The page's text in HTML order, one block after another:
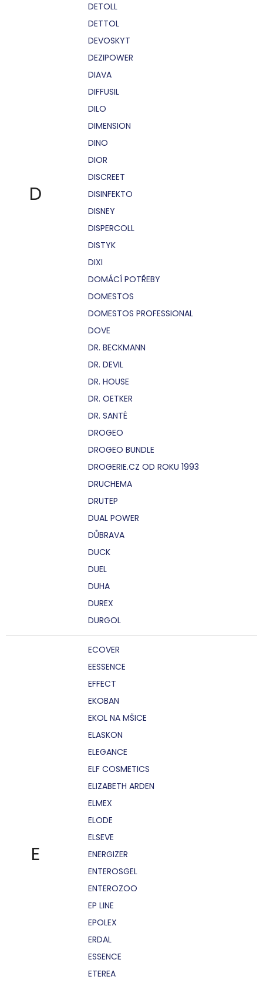
D
DETOLL
DETTOL
DEVOSKYT
DEZIPOWER
DIAVA
DIFFUSIL
DILO
DIMENSION
DINO
DIOR
DISCREET
DISINFEKTO
DISNEY
DISPERCOLL
DISTYK
DIXI
DOMÁCÍ POTŘEBY
DOMESTOS
DOMESTOS PROFESSIONAL
DOVE
DR. BECKMANN
DR. DEVIL
DR. HOUSE
DR. OETKER
DR. SANTÉ
DROGEO
DROGEO BUNDLE
DROGERIE.CZ OD ROKU 1993
DRUCHEMA
DRUTEP
DUAL POWER
DŮBRAVA
DUCK
DUEL
DUHA
DUREX
DURGOL
E
ECOVER
EESSENCE
EFFECT
EKOBAN
EKOL NA MŠICE
ELASKON
ELEGANCE
ELF COSMETICS
ELIZABETH ARDEN
ELMEX
ELODE
ELSEVE
ENERGIZER
ENTEROSGEL
ENTEROZOO
EP LINE
EPOLEX
ERDAL
ESSENCE
ETEREA